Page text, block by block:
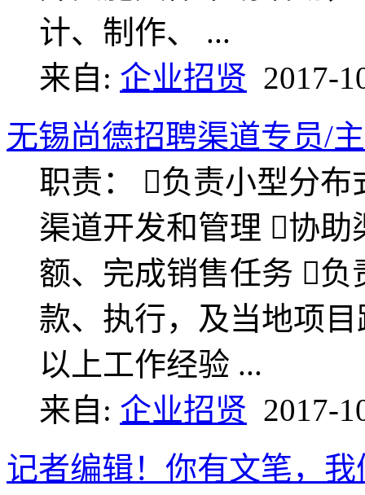
计、制作、 ...
来自: 企业招贤 2017-
无锡尚德招聘渠道专员/
职责： 负责小型分
渠道开发和管理 协
额、完成销售任务 
款、执行，及当地项
以上工作经验 ...
来自: 企业招贤 2017-
记者编辑！你有文笔，